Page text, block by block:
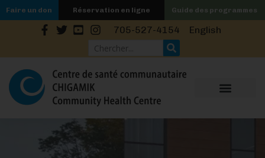
705-527-4154 English
Guide des programmes
Réservation en ligne
Faire un don